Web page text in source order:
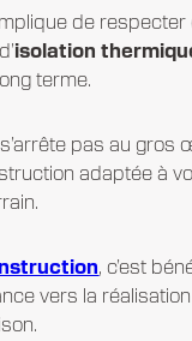
de
isolation
terme.
s’arrête pas au
adaptée à
, c’est
vers la